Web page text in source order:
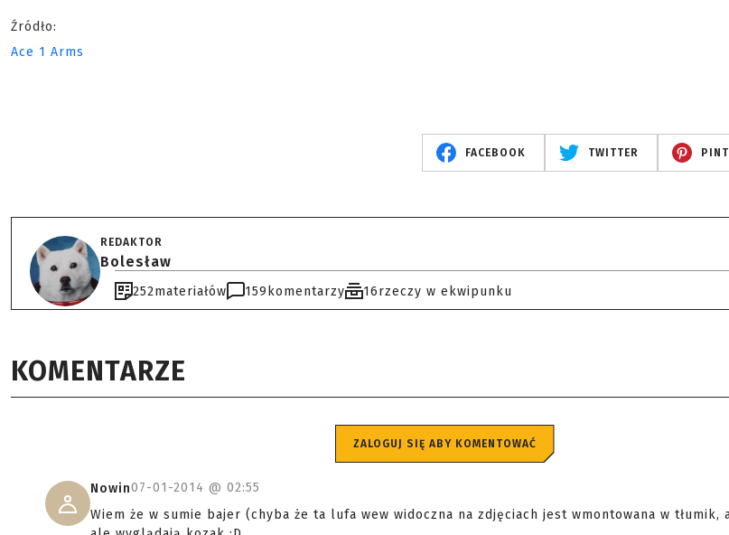
Źródło:
Ace 1 Arms
FACEBOOK TWITTER
REDAKTOR
Bolesław
252materiałów 159 komentarzy 16rzeczy w ekwipunku
KOMENTARZE
ZALOGUJ SIĘ ABY KOMENTOWAĆ
Nowin07-01-2014 @ 02:55
Wiem że w sumie bajer (chyba że ta lufa wew widoczna na zdjęciach jest wmontowana w